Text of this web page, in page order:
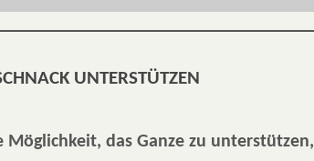
UNTERSTÜTZEN
das Ganze zu unterstützen,